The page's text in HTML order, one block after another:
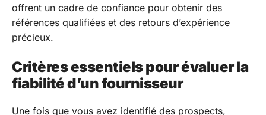
offrent un cadre de confiance pour obtenir des
références qualifiées et des retours d’expérience
précieux.
Critères essentiels pour évaluer la
fiabilité d’un fournisseur
Une fois que vous avez identifié des prospects,